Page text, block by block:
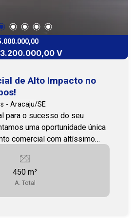
de sucesso!
3.200.000,00 V
de Alto Impacto no
- Aracaju/SE
para o sucesso do seu
uma oportunidade única
comercial com altíssimo
está situado em uma rua
de veículos e pedestres,
marca seja vista por
450 m²
A. Total